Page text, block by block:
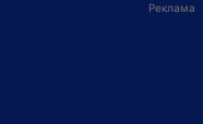
Реклама